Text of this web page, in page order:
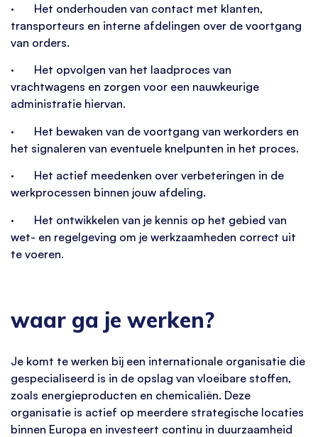
· Het onderhouden van contact met klanten,
transporteurs en interne afdelingen over de voortgang
van orders.
· Het opvolgen van het laadproces van
vrachtwagens en zorgen voor een nauwkeurige
administratie hiervan.
· Het bewaken van de voortgang van werkorders en
het signaleren van eventuele knelpunten in het proces.
· Het actief meedenken over verbeteringen in de
werkprocessen binnen jouw afdeling.
· Het ontwikkelen van je kennis op het gebied van
wet- en regelgeving om je werkzaamheden correct uit
te voeren.
waar ga je werken?
Je komt te werken bij een internationale organisatie die
gespecialiseerd is in de opslag van vloeibare stoffen,
zoals energieproducten en chemicaliën. Deze
organisatie is actief op meerdere strategische locaties
binnen Europa en investeert continu in duurzaamheid